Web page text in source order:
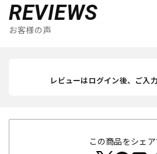
REVIEWS
お客様の声
レビューはログイン後、ご入
この商品をシェ